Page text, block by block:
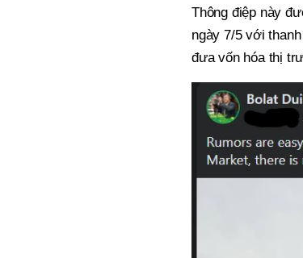
Thông điệp này
ngày 7/5 với
đưa vốn hóa thị